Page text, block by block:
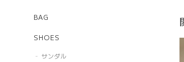
BAG
SHOES
サンダル